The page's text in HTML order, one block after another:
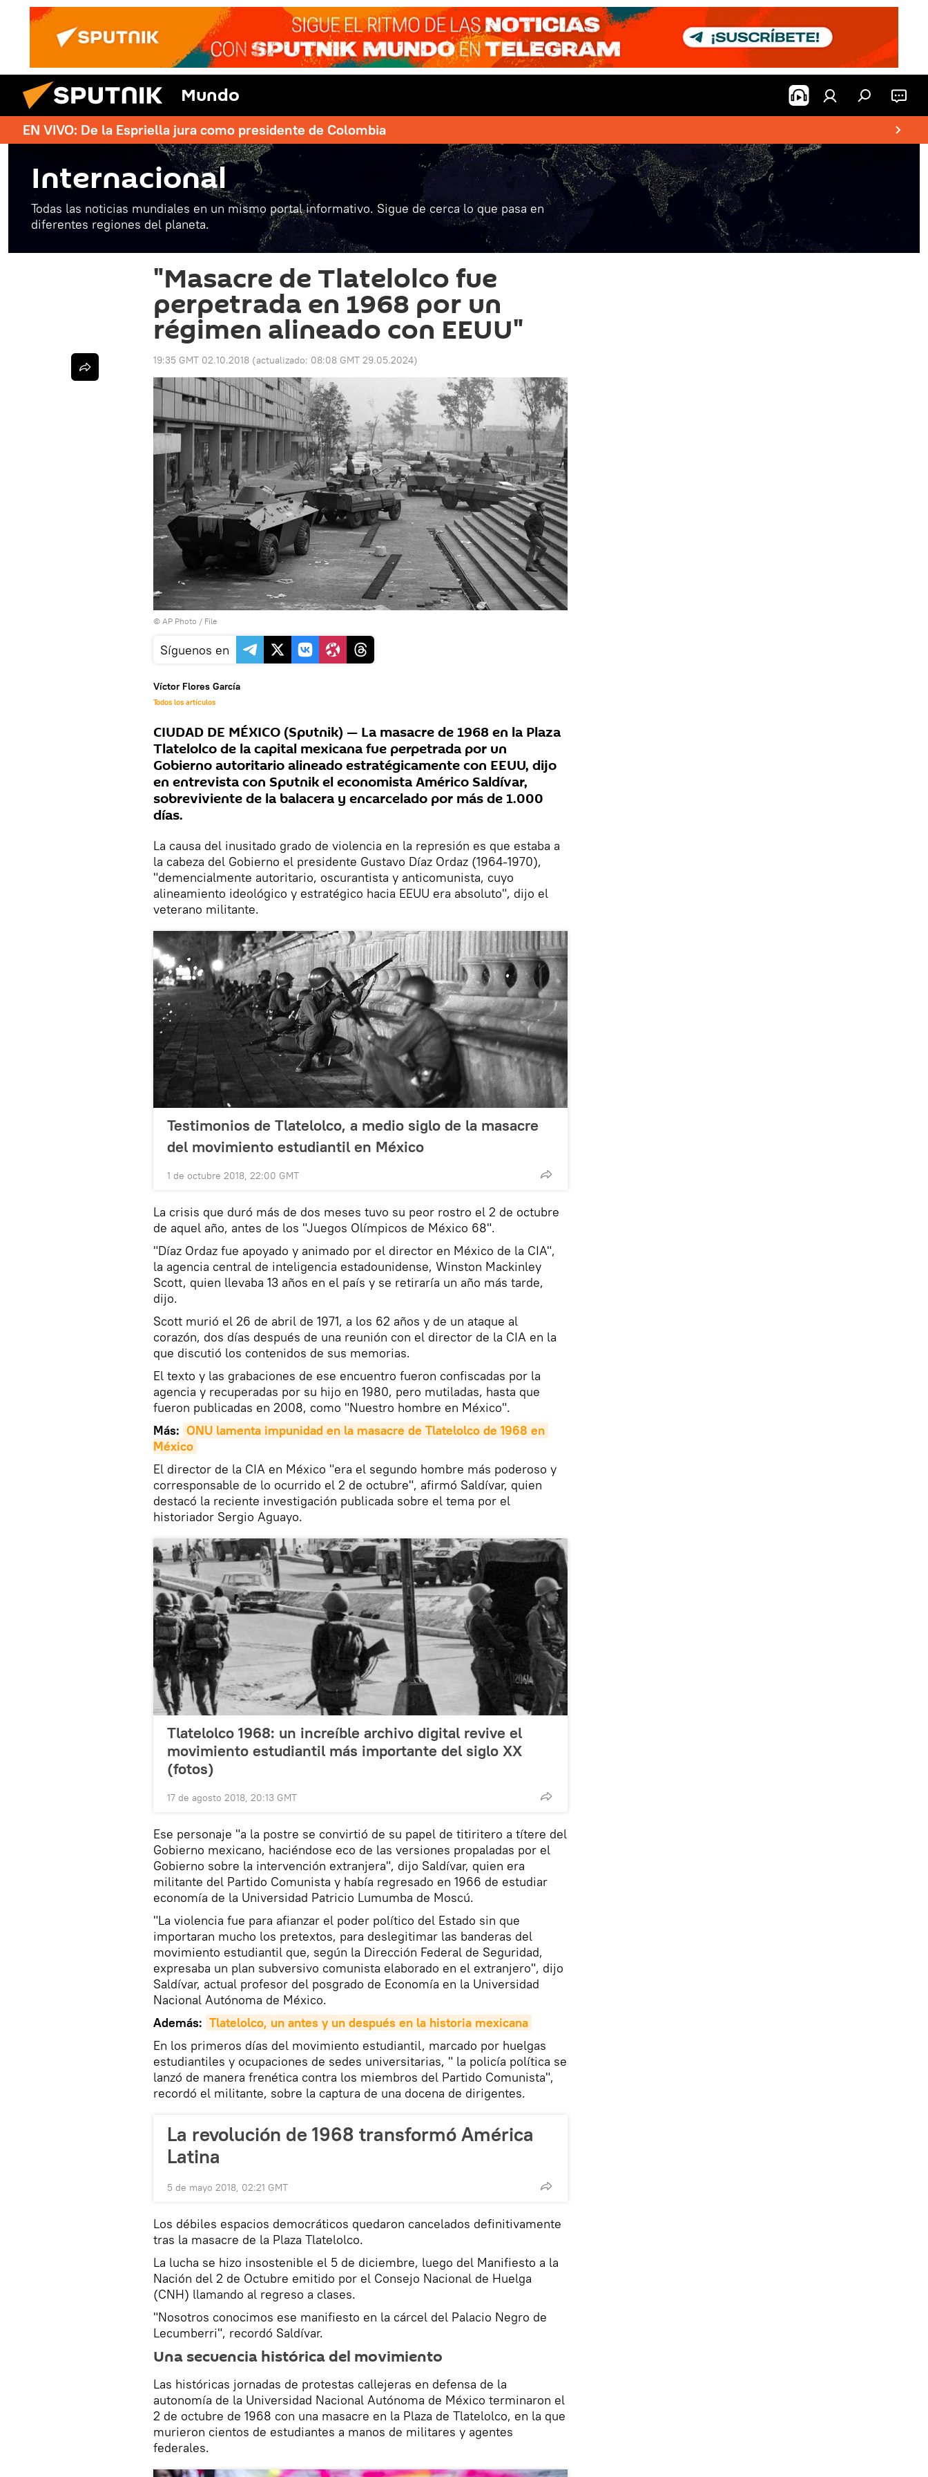
Mundo
EN VIVO: De la Espriella jura como presidente de Colombia
Internacional
Todas las noticias mundiales en un mismo portal informativo. Sigue de cerca lo que pasa en
diferentes regiones del planeta.
"Masacre de Tlatelolco fue
perpetrada en 1968 por un
régimen alineado con EEUU"
19:35 GMT 02.10.2018 (actualizado: 08:08 GMT 29.05.2024)
© AP Photo / File
Síguenos en
Víctor Flores García
Todos los artículos
CIUDAD DE MÉXICO (Sputnik) — La masacre de 1968 en la Plaza
Tlatelolco de la capital mexicana fue perpetrada por un
Gobierno autoritario alineado estratégicamente con EEUU, dijo
en entrevista con Sputnik el economista Américo Saldívar,
sobreviviente de la balacera y encarcelado por más de 1.000
días.
La causa del inusitado grado de violencia en la represión es que estaba a
la cabeza del Gobierno el presidente Gustavo Díaz Ordaz (1964-1970),
"demencialmente autoritario, oscurantista y anticomunista, cuyo
alineamiento ideológico y estratégico hacia EEUU era absoluto", dijo el
veterano militante.
Testimonios de Tlatelolco, a medio siglo de la masacre
del movimiento estudiantil en México
1 de octubre 2018, 22:00 GMT
La crisis que duró más de dos meses tuvo su peor rostro el 2 de octubre
de aquel año, antes de los "Juegos Olímpicos de México 68".
"Díaz Ordaz fue apoyado y animado por el director en México de la CIA",
la agencia central de inteligencia estadounidense, Winston Mackinley
Scott, quien llevaba 13 años en el país y se retiraría un año más tarde,
dijo.
Scott murió el 26 de abril de 1971, a los 62 años y de un ataque al
corazón, dos días después de una reunión con el director de la CIA en la
que discutió los contenidos de sus memorias.
El texto y las grabaciones de ese encuentro fueron confiscadas por la
agencia y recuperadas por su hijo en 1980, pero mutiladas, hasta que
fueron publicadas en 2008, como "Nuestro hombre en México".
Más: ONU lamenta impunidad en la masacre de Tlatelolco de 1968 en
México
El director de la CIA en México "era el segundo hombre más poderoso y
corresponsable de lo ocurrido el 2 de octubre", afirmó Saldívar, quien
destacó la reciente investigación publicada sobre el tema por el
historiador Sergio Aguayo.
Tlatelolco 1968: un increíble archivo digital revive el
movimiento estudiantil más importante del siglo XX
(fotos)
17 de agosto 2018, 20:13 GMT
Ese personaje "a la postre se convirtió de su papel de titiritero a títere del
Gobierno mexicano, haciéndose eco de las versiones propaladas por el
Gobierno sobre la intervención extranjera", dijo Saldívar, quien era
militante del Partido Comunista y había regresado en 1966 de estudiar
economía de la Universidad Patricio Lumumba de Moscú.
"La violencia fue para afianzar el poder político del Estado sin que
importaran mucho los pretextos, para deslegitimar las banderas del
movimiento estudiantil que, según la Dirección Federal de Seguridad,
expresaba un plan subversivo comunista elaborado en el extranjero", dijo
Saldívar, actual profesor del posgrado de Economía en la Universidad
Nacional Autónoma de México.
Además: Tlatelolco, un antes y un después en la historia mexicana
En los primeros días del movimiento estudiantil, marcado por huelgas
estudiantiles y ocupaciones de sedes universitarias, " la policía política se
lanzó de manera frenética contra los miembros del Partido Comunista",
recordó el militante, sobre la captura de una docena de dirigentes.
La revolución de 1968 transformó América
Latina
5 de mayo 2018, 02:21 GMT
Los débiles espacios democráticos quedaron cancelados definitivamente
tras la masacre de la Plaza Tlatelolco.
La lucha se hizo insostenible el 5 de diciembre, luego del Manifiesto a la
Nación del 2 de Octubre emitido por el Consejo Nacional de Huelga
(CNH) llamando al regreso a clases.
"Nosotros conocimos ese manifiesto en la cárcel del Palacio Negro de
Lecumberri", recordó Saldívar.
Una secuencia histórica del movimiento
Las históricas jornadas de protestas callejeras en defensa de la
autonomía de la Universidad Nacional Autónoma de México terminaron el
2 de octubre de 1968 con una masacre en la Plaza de Tlatelolco, en la que
murieron cientos de estudiantes a manos de militares y agentes
federales.